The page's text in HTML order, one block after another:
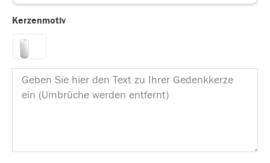
Kerzenmotiv